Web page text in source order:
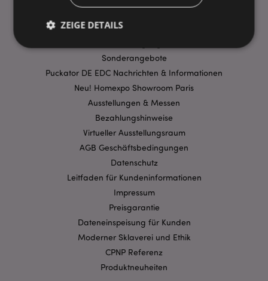
WICHTIGE INFORMATION
Sonderangebote
Puckator DE EDC Nachrichten & Informationen
Neu! Homexpo Showroom Paris
Ausstellungen & Messen
Bezahlungshinweise
Virtueller Ausstellungsraum
AGB Geschäftsbedingungen
Datenschutz
Leitfaden für Kundeninformationen
Impressum
Preisgarantie
Dateneinspeisung für Kunden
Moderner Sklaverei und Ethik
CPNP Referenz
Produktneuheiten
ZEIGE DETAILS
Unbedingt notwendige
Leistungs
Ausrichten
Funktions
Streng-notwendige-Cookies ermöglichen
Kernfunktionen der Website wie die
Benutzeranmeldung und die Kontoverwaltung.
Ohne unbedingt notwendige cookies kann die
Website nicht richtig genutzt werden.
Domain
CookieScriptConsent